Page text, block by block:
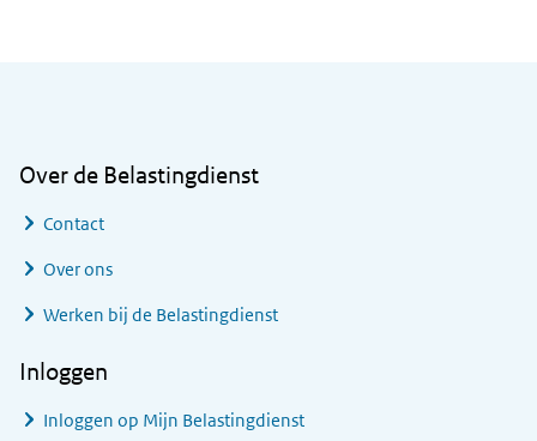
Over de Belastingdienst
Contact
Over ons
Werken bij de Belastingdienst
Inloggen
Inloggen op Mijn Belastingdienst